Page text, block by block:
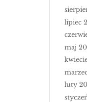
lipiec
maj
luty